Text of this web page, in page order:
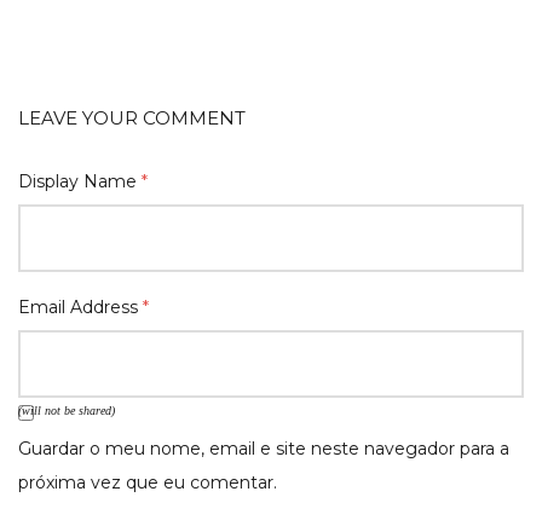
LEAVE YOUR COMMENT
Display Name *
Email Address *
(will not be shared)
Guardar o meu nome, email e site neste navegador para a
próxima vez que eu comentar.